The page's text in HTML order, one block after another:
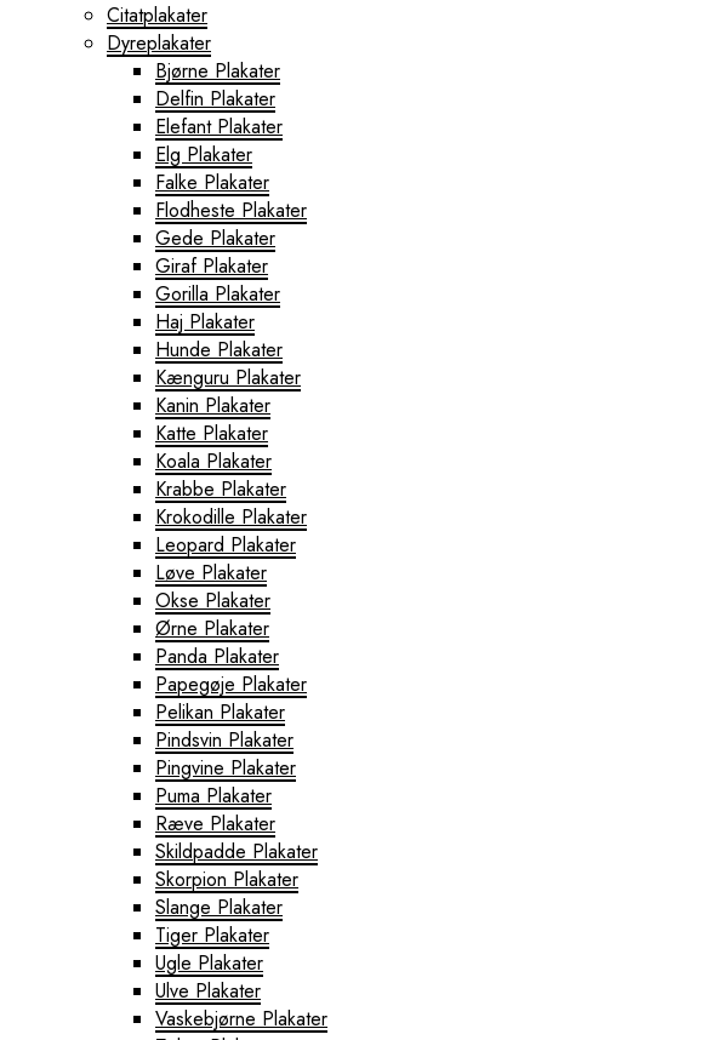
Citatplakater
Dyreplakater
Bjørne Plakater
Delfin Plakater
Elefant Plakater
Elg Plakater
Falke Plakater
Flodheste Plakater
Gede Plakater
Giraf Plakater
Gorilla Plakater
Haj Plakater
Hunde Plakater
Kænguru Plakater
Kanin Plakater
Katte Plakater
Koala Plakater
Krabbe Plakater
Krokodille Plakater
Leopard Plakater
Løve Plakater
Okse Plakater
Ørne Plakater
Panda Plakater
Papegøje Plakater
Pelikan Plakater
Pindsvin Plakater
Pingvine Plakater
Puma Plakater
Ræve Plakater
Skildpadde Plakater
Skorpion Plakater
Slange Plakater
Tiger Plakater
Ugle Plakater
Ulve Plakater
Vaskebjørne Plakater